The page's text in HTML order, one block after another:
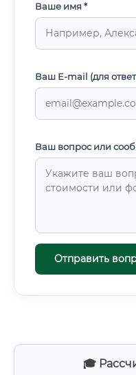
🎓
Ваше имя *
Ваш E-mail (для
Ваш вопрос или
Отправить